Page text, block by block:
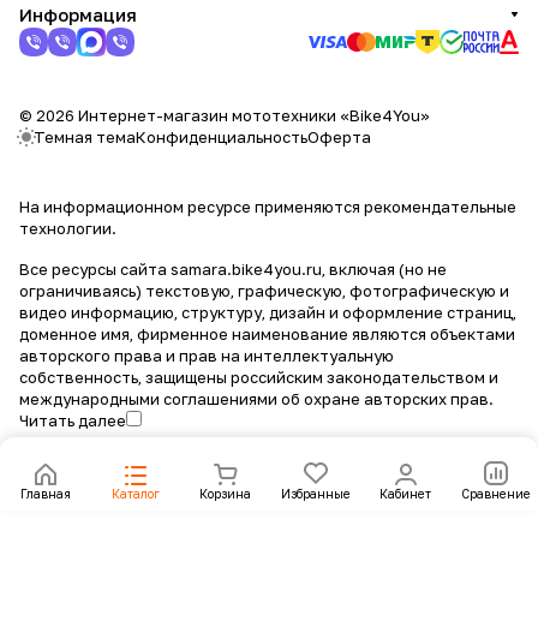
Главная Каталог Корзина Избранные Кабинет Сравнение
Информация
© 2026 Интернет-магазин мототехники «Bike4You»
Темная темаКонфиденциальностьОферта
На информационном ресурсе применяются рекомендательные
технологии.
Все ресурсы сайта samara.bike4you.ru, включая (но не
ограничиваясь) текстовую, графическую, фотографическую и
видео информацию, структуру, дизайн и оформление страниц,
доменное имя, фирменное наименование являются объектами
авторского права и прав на интеллектуальную
собственность, защищены российским законодательством и
международными соглашениями об охране авторских прав.
Читать далее